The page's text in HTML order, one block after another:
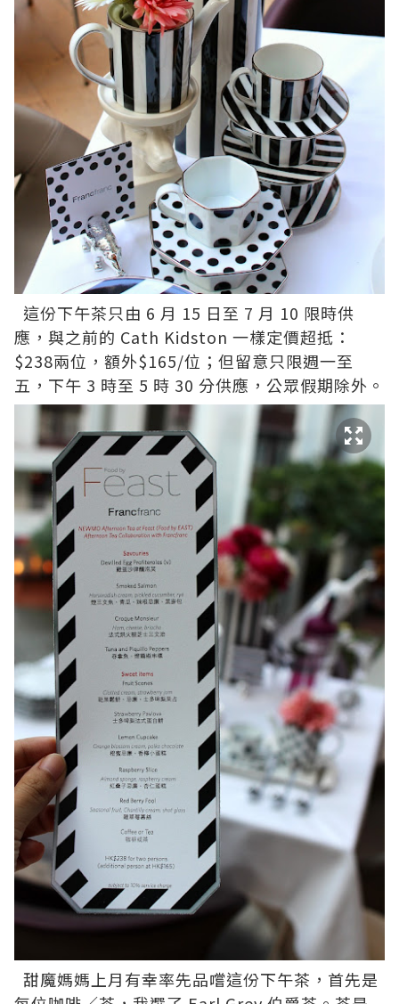
這份下午茶只由 6 月 15 日至 7 月 10 限時供
應，與之前的 Cath Kidston 一樣定價超抵：
$238兩位，額外$165/位；但留意只限週一至
五，下午 3 時至 5 時 30 分供應，公眾假期除外。
甜魔媽媽上月有幸率先品嚐這份下午茶，首先是